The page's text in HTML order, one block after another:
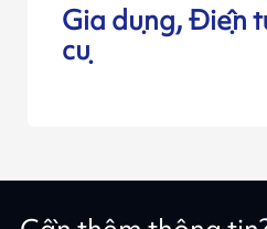
Gia dụng, Điện
cụ